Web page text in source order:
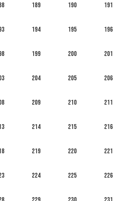
189 190 191
194 195 196
199 200 201
204 205 206
209 210 211
214 215 216
219 220 221
224 225 226